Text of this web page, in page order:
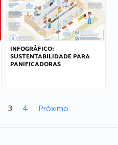
INFOGRÁFICO:
SUSTENTABILIDADE PARA
PANIFICADORAS
3 4 Próximo